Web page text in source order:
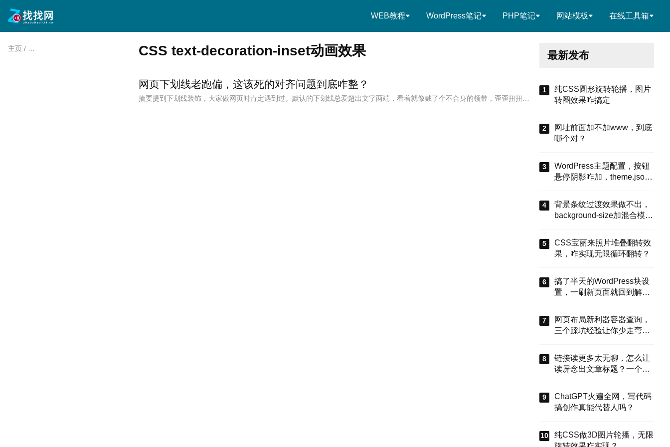
WEB教程 WordPress笔记 PHP笔记 网站模板 在线工具箱
主页 / CSS text-decoration-inset动画效果 /CSS text-decoration-inset动画效果
网页下划线老跑偏，这该死的对齐问题到底咋整？
摘要提到下划线装饰，大家做网页时肯定遇到过。默认的下划线总爱超出文字两端，看着就像戴了个不合身的领带，歪歪扭扭…
最新发布
纯CSS圆形旋转轮播，图片
转圈效果咋搞定
网址前面加不加www，到底
哪个对？
WordPress主题配置，按钮
悬停阴影咋加，theme.json
背景条纹过渡效果做不出，
background-size加混合模式
CSS宝丽来照片堆叠翻转效
果，咋实现无限循环翻转？
搞了半天的WordPress块设
置，一刷新页面就回到解放
今天就来盘盘怎么把这些选
项值真正存到块属性里，让
设置不再“翻车”。
网页布局新利器容器查询，
三个踩坑经验让你少走弯
链接读更多太无聊，怎么让
读屏念出文章标题？一个属
ChatGPT火遍全网，写代码
搞创作真能代替人吗？
纯CSS做3D图片轮播，无限